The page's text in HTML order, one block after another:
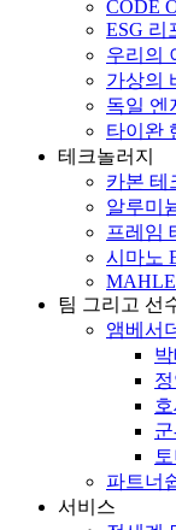
CODE
ESG 리
우리의
가상의
독일 엔
타이완
테크놀러지
카본 테
알루미
프레임
시마노
팀 그리고 선
앰베서
파트너
서비스